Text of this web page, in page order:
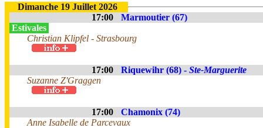
Dimanche 19 Juillet 2026
17:00
Marmoutier (67)
Estivales
Christian Klipfel - Strasbourg
17:00 Riquewihr (68) - Ste-Marguerite
Suzanne Z'Graggen
17:00
Chamonix (74)
Anne Isabelle de Parcevaux